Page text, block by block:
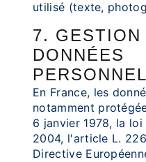
utilisé (texte,
7. GESTION
DONNÉES
En France, les
notamment
6 janvier 1978, la
2004, l'article L.
Directive